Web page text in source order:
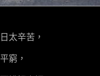
太辛苦，
窮，